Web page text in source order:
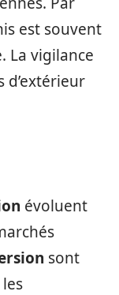
est souvent
La vigilance
d’extérieur
évoluent
sont